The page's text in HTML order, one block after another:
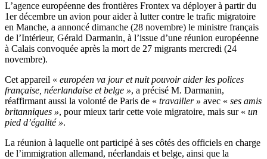
L’agence européenne des frontières Frontex va déployer à partir du
1er décembre un avion pour aider à lutter contre le trafic migratoire
en Manche, a annoncé dimanche (28 novembre) le ministre français
de l’Intérieur, Gérald Darmanin, à l’issue d’une réunion européenne
à Calais convoquée après la mort de 27 migrants mercredi (24
novembre).
Cet appareil « européen va jour et nuit pouvoir aider les polices
française, néerlandaise et belge », a précisé M. Darmanin,
réaffirmant aussi la volonté de Paris de « travailler » avec « ses amis
britanniques », pour mieux tarir cette voie migratoire, mais sur « un
pied d’égalité ».
La réunion à laquelle ont participé à ses côtés des officiels en charge
de l’immigration allemand, néerlandais et belge, ainsi que la